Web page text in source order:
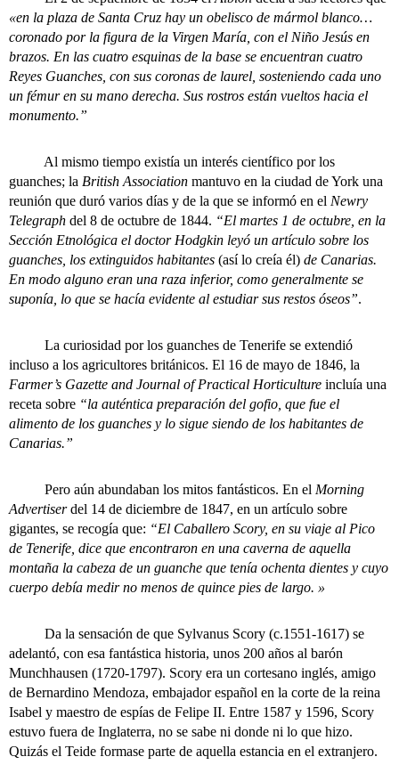
«en la plaza de Santa Cruz hay un obelisco de mármol blanco…
coronado por la figura de la Virgen María, con el Niño Jesús en
brazos. En las cuatro esquinas de la base se encuentran cuatro
Reyes Guanches, con sus coronas de laurel, sosteniendo cada uno
un fémur en su mano derecha. Sus rostros están vueltos hacia el
monumento.”
Al mismo tiempo existía un interés científico por los
guanches; la British Association mantuvo en la ciudad de York una
reunión que duró varios días y de la que se informó en el Newry
Telegraph del 8 de octubre de 1844. “El martes 1 de octubre, en la
Sección Etnológica el doctor Hodgkin leyó un artículo sobre los
guanches, los extinguidos habitantes (así lo creía él) de Canarias.
En modo alguno eran una raza inferior, como generalmente se
suponía, lo que se hacía evidente al estudiar sus restos óseos”.
La curiosidad por los guanches de Tenerife se extendió
incluso a los agricultores británicos. El 16 de mayo de 1846, la
Farmer’s Gazette and Journal of Practical Horticulture incluía una
receta sobre “la auténtica preparación del gofio, que fue el
alimento de los guanches y lo sigue siendo de los habitantes de
Canarias.”
Pero aún abundaban los mitos fantásticos. En el Morning
Advertiserdel 14 de diciembre de 1847, en un artículo sobre
gigantes, se recogía que: “El Caballero Scory, en su viaje al Pico
de Tenerife, dice que encontraron en una caverna de aquella
montaña la cabeza de un guanche que tenía ochenta dientes y cuyo
cuerpo debía medir no menos de quince pies de largo. »
Da la sensación de que Sylvanus Scory (c.1551-1617) se
adelantó, con esa fantástica historia, unos 200 años al barón
Munchhausen (1720-1797). Scory era un cortesano inglés, amigo
de Bernardino Mendoza, embajador español en la corte de la reina
Isabel y maestro de espías de Felipe II. Entre 1587 y 1596, Scory
estuvo fuera de Inglaterra, no se sabe ni donde ni lo que hizo.
Quizás el Teide formase parte de aquella estancia en el extranjero.